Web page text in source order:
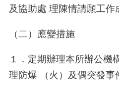
及協助處 理陳情請願工作
（二）應變措施
１．定期辦理本所辦公機
理防爆 （火）及偶突發事